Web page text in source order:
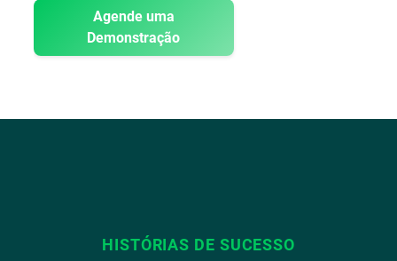
Agende uma
Demonstração
HISTÓRIAS DE SUCESSO